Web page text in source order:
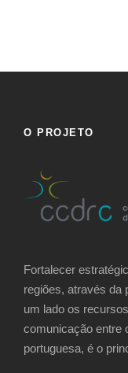
O PROJETO
Fortalecer
regiões, através da
um lado os
comunicação entre
portuguesa, é o